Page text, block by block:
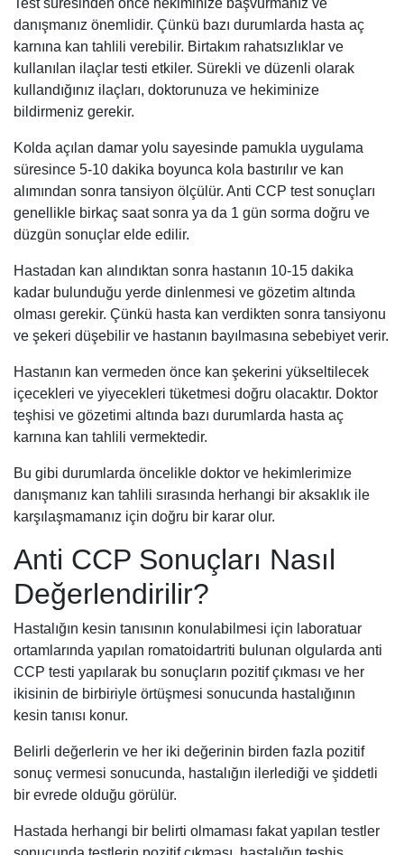
danışmanız önemlidir. Çünkü bazı durumlarda hasta aç
karnına kan tahlili verebilir. Birtakım rahatsızlıklar ve
kullanılan ilaçlar testi etkiler. Sürekli ve düzenli olarak
kullandığınız ilaçları, doktorunuza ve hekiminize
bildirmeniz gerekir.
Kolda açılan damar yolu sayesinde pamukla uygulama
süresince 5-10 dakika boyunca kola bastırılır ve kan
alımından sonra tansiyon ölçülür. Anti CCP test sonuçları
genellikle birkaç saat sonra ya da 1 gün sorma doğru ve
düzgün sonuçlar elde edilir.
Hastadan kan alındıktan sonra hastanın 10-15 dakika
kadar bulunduğu yerde dinlenmesi ve gözetim altında
olması gerekir. Çünkü hasta kan verdikten sonra tansiyonu
ve şekeri düşebilir ve hastanın bayılmasına sebebiyet verir.
Hastanın kan vermeden önce kan şekerini yükseltilecek
içecekleri ve yiyecekleri tüketmesi doğru olacaktır. Doktor
teşhisi ve gözetimi altında bazı durumlarda hasta aç
karnına kan tahlili vermektedir.
Bu gibi durumlarda öncelikle doktor ve hekimlerimize
danışmanız kan tahlili sırasında herhangi bir aksaklık ile
karşılaşmamanız için doğru bir karar olur.
Anti CCP Sonuçları Nasıl
Değerlendirilir?
Hastalığın kesin tanısının konulabilmesi için laboratuar
ortamlarında yapılan romatoidartriti bulunan olgularda anti
CCP testi yapılarak bu sonuçların pozitif çıkması ve her
ikisinin de birbiriyle örtüşmesi sonucunda hastalığının
kesin tanısı konur.
Belirli değerlerin ve her iki değerinin birden fazla pozitif
sonuç vermesi sonucunda, hastalığın ilerlediği ve şiddetli
bir evrede olduğu görülür.
Hastada herhangi bir belirti olmaması fakat yapılan testler